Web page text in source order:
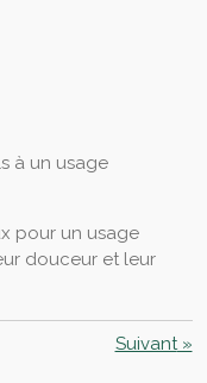
à un usage
pour un usage
douceur et leur
Suivant»